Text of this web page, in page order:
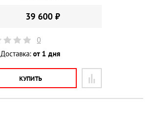
39 600 ₽
0
Доставка: от 1 дня
КУПИТЬ